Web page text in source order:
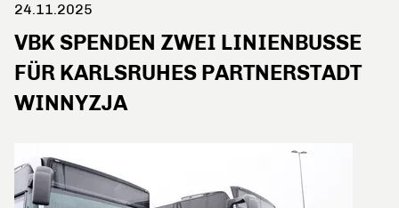
24.11.2025
VBK SPENDEN ZWEI LINIENBUSSE
FÜR KARLSRUHES PARTNERSTADT
WINNYZJA